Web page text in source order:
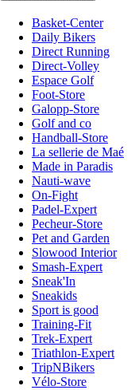
Basket-Center
Daily Bikers
Direct Running
Direct-Volley
Espace Golf
Foot-Store
Galopp-Store
Golf and co
Handball-Store
La sellerie de Maé
Made in Paradis
Nauti-wave
On-Fight
Padel-Expert
Pecheur-Store
Pet and Garden
Slowood Interior
Smash-Expert
Sneak'In
Sneakids
Sport is good
Training-Fit
Trek-Expert
Triathlon-Expert
TripNBikers
Vélo-Store